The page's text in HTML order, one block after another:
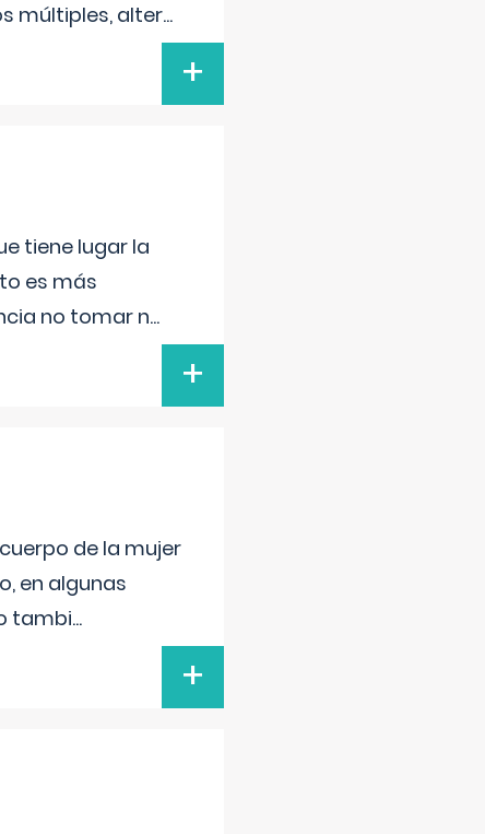
múltiples, alter...
+
tiene lugar la
es más
no tomar n...
+
de la mujer
en algunas
tambi...
+